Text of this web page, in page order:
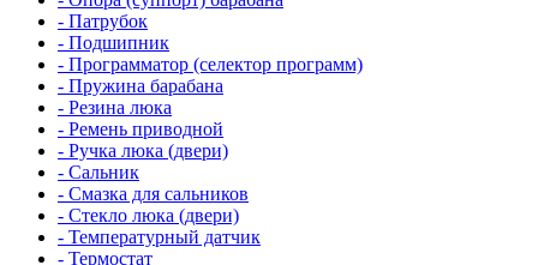
- Патрубок
- Подшипник
- Программатор (селектор программ)
- Пружина барабана
- Резина люка
- Ремень приводной
- Ручка люка (двери)
- Сальник
- Смазка для сальников
- Стекло люка (двери)
- Температурный датчик
- Термостат